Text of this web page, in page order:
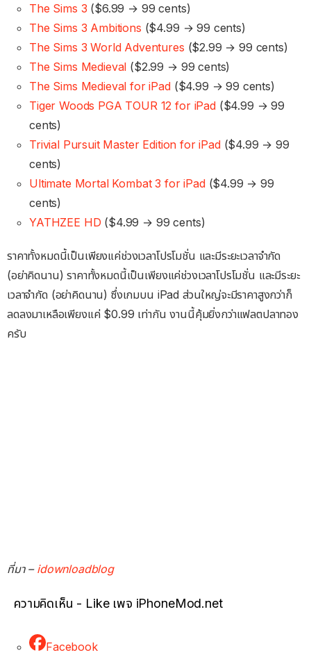
The Sims 3 ($6.99 → 99 cents)
The Sims 3 Ambitions ($4.99 → 99 cents)
The Sims 3 World Adventures ($2.99 → 99 cents)
The Sims Medieval ($2.99 → 99 cents)
The Sims Medieval for iPad($4.99 → 99 cents)
Tiger Woods PGA TOUR 12 for iPad($4.99 → 99
cents)
Trivial Pursuit Master Edition for iPad($4.99 → 99
cents)
Ultimate Mortal Kombat 3 for iPad($4.99 → 99
cents)
YATHZEE HD ($4.99 → 99 cents)
ราคาทั้งหมดนี้เป็นเพียงแค่ช่วงเวลาโปรโมชั่น และมีระยะเวลาจำกัด
(อย่าคิดนาน) ราคาทั้งหมดนี้เป็นเพียงแค่ช่วงเวลาโปรโมชั่น และมีระยะ
เวลาจำกัด (อย่าคิดนาน) ซึ่งเกมบน iPad ส่วนใหญ่จะมีราคาสูงกว่าก็
ลดลงมาเหลือเพียงแค่ $0.99 เท่ากัน งานนี้คุ้มยิ่งกว่าแฟลตปลาทอง
ครับ
ที่มา – idownloadblog
ความคิดเห็น - Like เพจ iPhoneMod.net
Facebook